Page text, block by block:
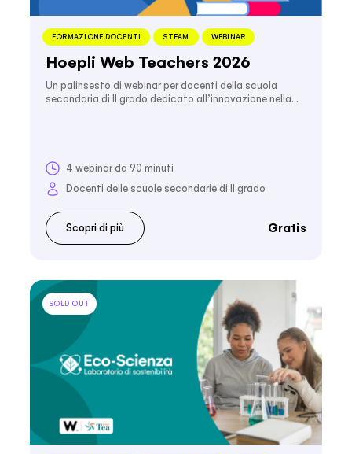
FORMAZIONE DOCENTI STEAM WEBINAR
Hoepli Web Teachers 2026
Un palinsesto di webinar per docenti della scuola
secondaria di II grado dedicato all’innovazione nella…
4 webinar da 90 minuti
Docenti delle scuole secondarie di II grado
Scopri di più Gratis
SOLD OUT